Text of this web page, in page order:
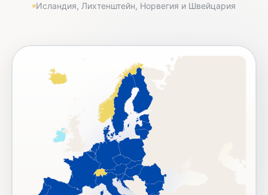
Исландия, Лихтенштейн, Норвегия и Швейцария